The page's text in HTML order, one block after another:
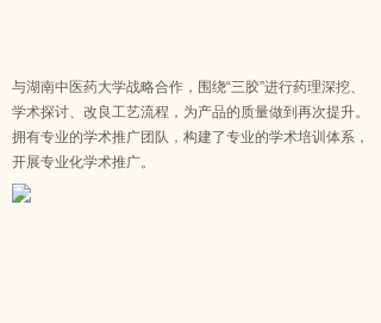
与湖南中医药大学战略合作，围绕“三胶”进行药理深挖、
学术探讨、改良工艺流程，为产品的质量做到再次提升。
拥有专业的学术推广团队，构建了专业的学术培训体系，
开展专业化学术推广。